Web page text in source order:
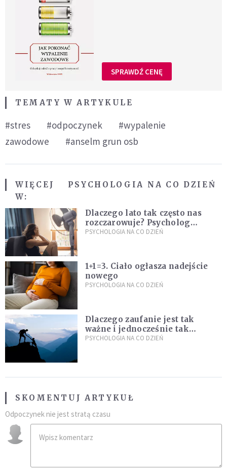
SPRAWDŹ CENĘ
TEMATY W ARTYKULE
#stres #odpoczynek
#wypalenie
zawodowe
#anselm grun osb
WIĘCEJ
W:
PSYCHOLOGIA NA CO DZIEŃ
Dlaczego lato tak często nas
rozczarowuje? Psycholog
wyjaśnia, skąd bierze się presja
PSYCHOLOGIA NA CO DZIEŃ
1+1=3. Ciało ogłasza nadejście
nowego
PSYCHOLOGIA NA CO DZIEŃ
Dlaczego zaufanie jest tak
ważne i jednocześnie tak
trudne?
PSYCHOLOGIA NA CO DZIEŃ
SKOMENTUJ ARTYKUŁ
Odpoczynek nie jest stratą czasu